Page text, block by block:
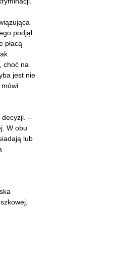
podjął
płacą
choć na
jest nie
mówi
decyzji. –
W obu
lub